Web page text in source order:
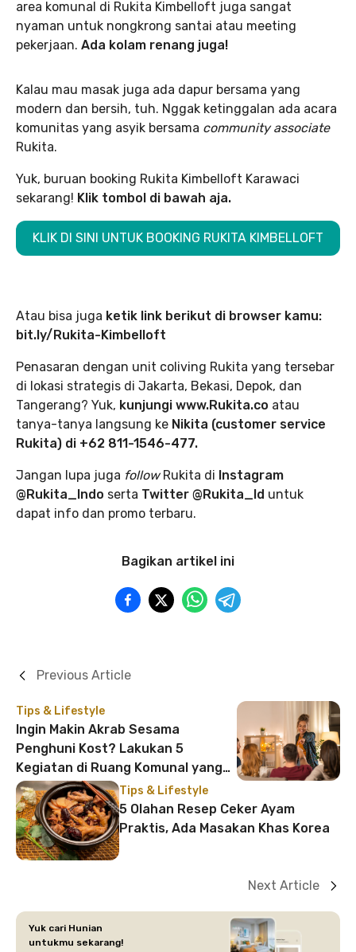
area komunal di Rukita Kimbelloft juga sangat
nyaman untuk nongkrong santai atau meeting
pekerjaan. Ada kolam renang juga!
Kalau mau masak juga ada dapur bersama yang
modern dan bersih, tuh. Nggak ketinggalan ada acara
komunitas yang asyik bersama community associate
Rukita.
Yuk, buruan booking Rukita Kimbelloft Karawaci
sekarang! Klik tombol di bawah aja.
KLIK DI SINI UNTUK BOOKING RUKITA KIMBELLOFT
Atau bisa juga ketik link berikut di browser kamu:
bit.ly/Rukita-Kimbelloft
Penasaran dengan unit coliving Rukita yang tersebar
di lokasi strategis di Jakarta, Bekasi, Depok, dan
Tangerang? Yuk, kunjungi www.Rukita.co atau
tanya-tanya langsung ke Nikita (customer service
Rukita) di +62 811-1546-477.
Jangan lupa juga followRukita di Instagram
@Rukita_Indo serta Twitter @Rukita_Id untuk
dapat info dan promo terbaru.
Bagikan artikel ini
Tips & Lifestyle
Ingin Makin Akrab Sesama
Penghuni Kost? Lakukan 5
Kegiatan di Ruang Komunal yang
Seru
Previous Article
Tips & Lifestyle
5 Olahan Resep Ceker Ayam
Praktis, Ada Masakan Khas Korea
Next Article
Yuk cari Hunian
untukmu sekarang!